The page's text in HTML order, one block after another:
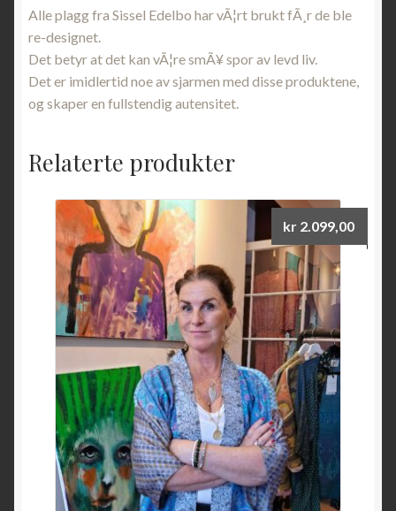
Alle plagg fra Sissel Edelbo har vÃ¦rt brukt fÃ¸r de ble
re-designet.
Det betyr at det kan vÃ¦re smÃ¥ spor av levd liv.
Det er imidlertid noe av sjarmen med disse produktene,
og skaper en fullstendig autensitet.
Relaterte produkter
kr 2.099,00